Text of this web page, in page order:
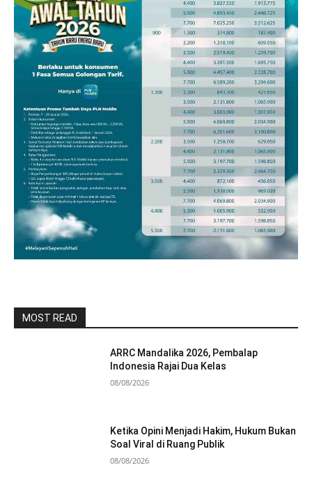
MOST READ
ARRC Mandalika 2026, Pembalap
Indonesia Rajai Dua Kelas
08/08/2026
Ketika Opini Menjadi Hakim, Hukum Bukan
Soal Viral di Ruang Publik
08/08/2026